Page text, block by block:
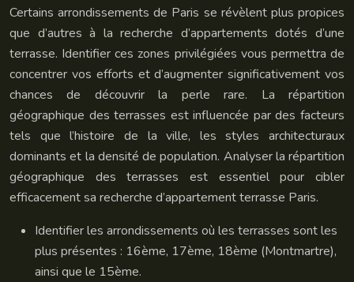
Certains arrondissements de Paris se révèlent plus propices
que d’autres à la recherche d’appartements dotés d’une
terrasse. Identifier ces zones privilégiées vous permettra de
concentrer vos efforts et d’augmenter significativement vos
chances de découvrir la perle rare. La répartition
géographique des terrasses est influencée par des facteurs
tels que l’histoire de la ville, les styles architecturaux
dominants et la densité de population. Analyser la répartition
géographique des terrasses est essentiel pour cibler
efficacement sa recherche d’appartement terrasse Paris.
Identifier les arrondissements où les terrasses sont les
plus présentes : 16ème, 17ème, 18ème (Montmartre),
ainsi que le 15ème.